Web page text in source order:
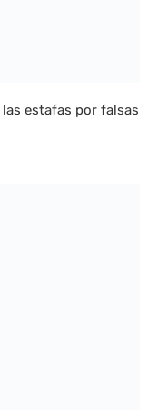
estafas por falsas